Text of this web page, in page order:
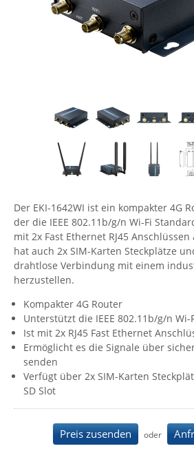
Energiemessung
Energieverteilung
IP, WLAN & GSM Sensorik
IoT - Internet of Things
IPC, Industrielle Netzwerktechnik &
Wi-Fi - WLAN - Wireless
Serverräume
RMA / Rücksendung / Support
Comet System
Enginko - mcf88
Fokus Technologies
Gude
Guntermann & Drunck
High Sec Labs
HW group
Icron
IEC Lock
Ihse
Kerlink
Kramer Electronics
KVM TEC
Der EKI-1642WI ist ein kompakter 4G
der die IEEE 802.11b/g/n Wi-Fi
mit 2x Fast Ethernet RJ45
hat auch 2x SIM-Karten Steckplätze
drahtlose Verbindung mit einem
herzustellen.
Kompakter 4G Router
Unterstützt die IEEE 802.11b/g/n Wi-
Ist mit 2x RJ45 Fast Ethernet
Ermöglicht es die Signale über
senden
Verfügt über 2x SIM-Karten
SD Slot
Preis zusenden oder